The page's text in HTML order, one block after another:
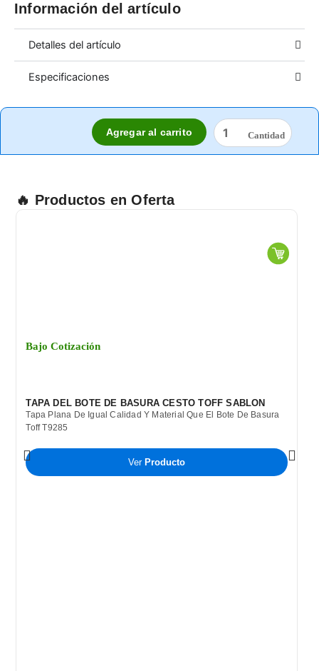
Información del artículo
Detalles del artículo
Especificaciones
CEPILLO
DE
36"
cantidad
Agregar al carrito
🔥 Productos en Oferta
Bajo Cotización
TAPA DEL BOTE DE BASURA CESTO TOFF SABLON
Tapa Plana De Igual Calidad Y Material Que El Bote De Basura
Toff T9285
Ver Producto